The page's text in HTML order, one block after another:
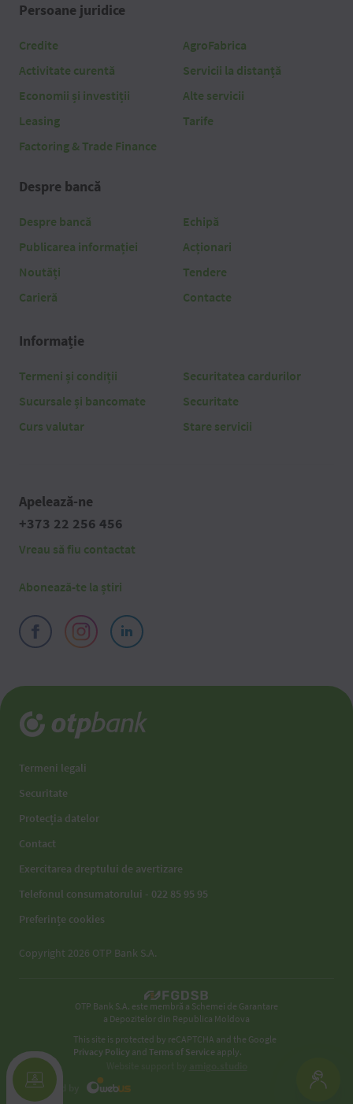
Persoane juridice
Credite
Activitate curentă
Economii și investiții
Leasing
Factoring & Trade Finance
AgroFabrica
Servicii la distanță
Alte servicii
Tarife
Despre bancă
Despre bancă
Publicarea informației
Noutăți
Carieră
Echipă
Acționari
Tendere
Contacte
Informație
Termeni și condiții
Sucursale și bancomate
Curs valutar
Securitatea cardurilor
Securitate
Stare servicii
Apelează-ne
+373 22 256 456
Vreau să fiu contactat
Abonează-te la știri
Termeni legali
Securitate
Protecția datelor
Contact
Exercitarea dreptului de avertizare
Telefonul consumatorului - 022 85 95 95
Preferințe cookies
Copyright 2026 OTP Bank S.A.
OTP Bank S.A. este membră a Schemei de Garantare
a Depozitelor din Republica Moldova
This site is protected by reCAPTCHA and the Google
Privacy Policy andTerms of Service apply.
Developed by